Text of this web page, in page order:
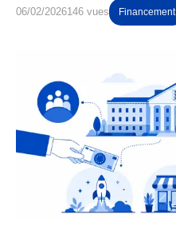
06/02/2026146 vues Financement